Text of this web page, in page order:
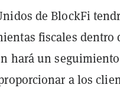
de BlockFi
fiscales dentro
hará un
a los